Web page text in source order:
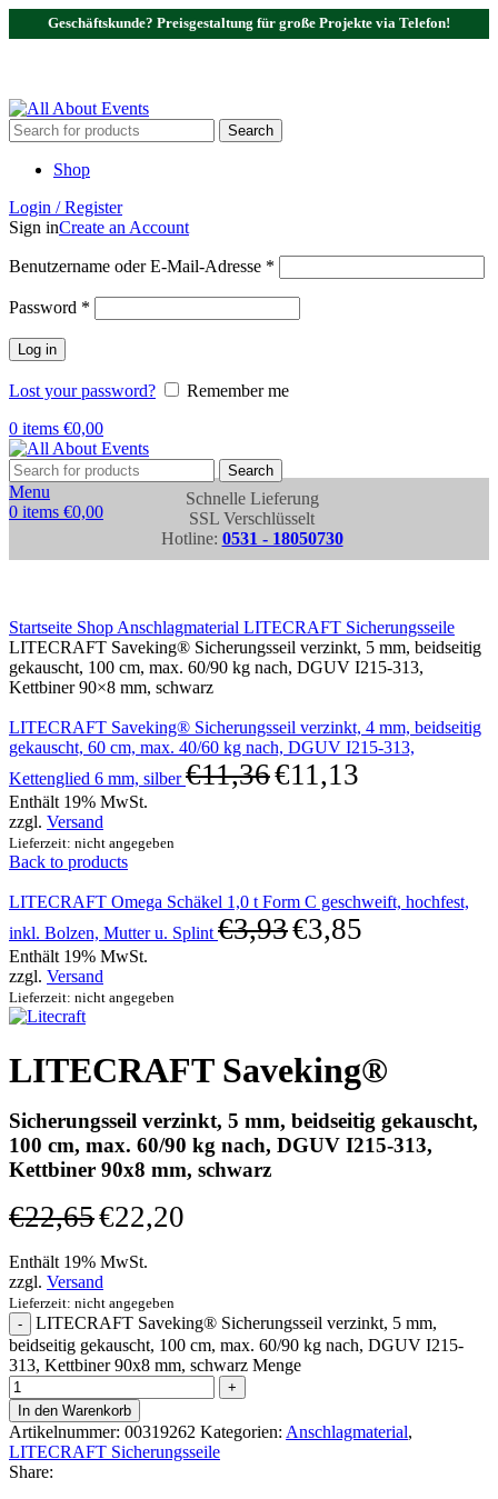
Geschäftskunde? Preisgestaltung für große Projekte via Telefon!
Search
Shop
Login / Register
Sign inCreate an Account
Benutzername oder E-Mail-Adresse *
Password *
Log in
Lost your password?
Remember me
0 items €0,00
Search
Menu
0 items €0,00
Schnelle Lieferung
SSL Verschlüsselt
Hotline: 0531 - 18050730
Startseite Shop Anschlagmaterial LITECRAFT Sicherungsseile
LITECRAFT Saveking® Sicherungsseil verzinkt, 5 mm, beidseitig
gekauscht, 100 cm, max. 60/90 kg nach, DGUV I215-313,
Kettbiner 90×8 mm, schwarz
LITECRAFT Saveking® Sicherungsseil verzinkt, 4 mm, beidseitig
gekauscht, 60 cm, max. 40/60 kg nach, DGUV I215-313,
Kettenglied 6 mm, silber€11,36€11,13
Enthält 19% MwSt.
zzgl. Versand
Lieferzeit: nicht angegeben
Back to products
LITECRAFT Omega Schäkel 1,0 t Form C geschweift, hochfest,
inkl. Bolzen, Mutter u. Splint €3,93€3,85
Enthält 19% MwSt.
zzgl. Versand
Lieferzeit: nicht angegeben
LITECRAFT Saveking®
Sicherungsseil verzinkt, 5 mm, beidseitig gekauscht,
100 cm, max. 60/90 kg nach, DGUV I215-313,
Kettbiner 90x8 mm, schwarz
€22,65€22,20
Enthält 19% MwSt.
zzgl. Versand
Lieferzeit: nicht angegeben
LITECRAFT Saveking® Sicherungsseil verzinkt, 5 mm,
beidseitig gekauscht, 100 cm, max. 60/90 kg nach, DGUV I215-
313, Kettbiner 90x8 mm, schwarz Menge
In den Warenkorb
Artikelnummer: 00319262 Kategorien: Anschlagmaterial,
LITECRAFT Sicherungsseile
Share: